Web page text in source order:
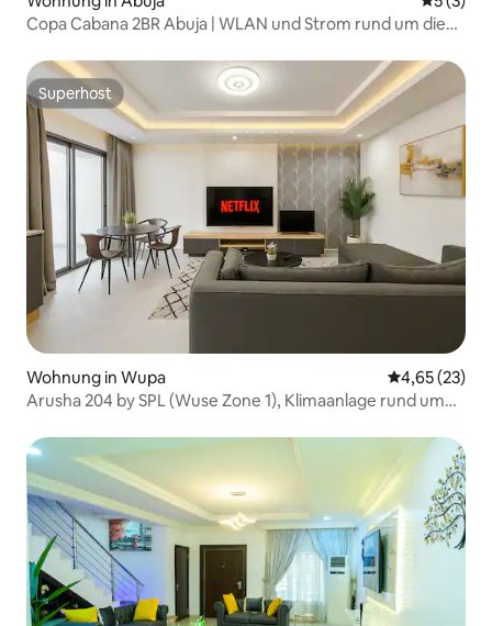
Copa Cabana 2BR Abuja | WLAN und Strom rund um die
Superhost
Superhost
Wohnung in Wupa
4,65 (23)
Arusha 204 by SPL (Wuse Zone 1), Klimaanlage rund um